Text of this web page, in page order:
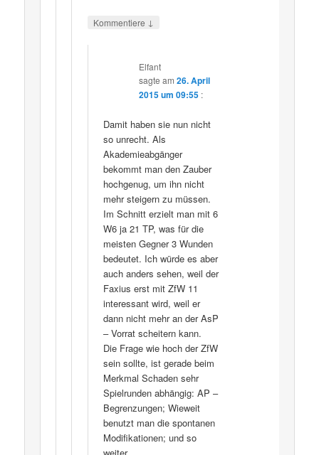
Kommentiere ↓
Elfant
sagte am 26. April
2015 um 09:55 :
Damit haben sie nun nicht
so unrecht. Als
Akademieabgänger
bekommt man den Zauber
hochgenug, um ihn nicht
mehr steigern zu müssen.
Im Schnitt erzielt man mit 6
W6 ja 21 TP, was für die
meisten Gegner 3 Wunden
bedeutet. Ich würde es aber
auch anders sehen, weil der
Faxius erst mit ZfW 11
interessant wird, weil er
dann nicht mehr an der AsP
– Vorrat scheitern kann.
Die Frage wie hoch der ZfW
sein sollte, ist gerade beim
Merkmal Schaden sehr
Spielrunden abhängig: AP –
Begrenzungen; Wieweit
benutzt man die spontanen
Modifikationen; und so